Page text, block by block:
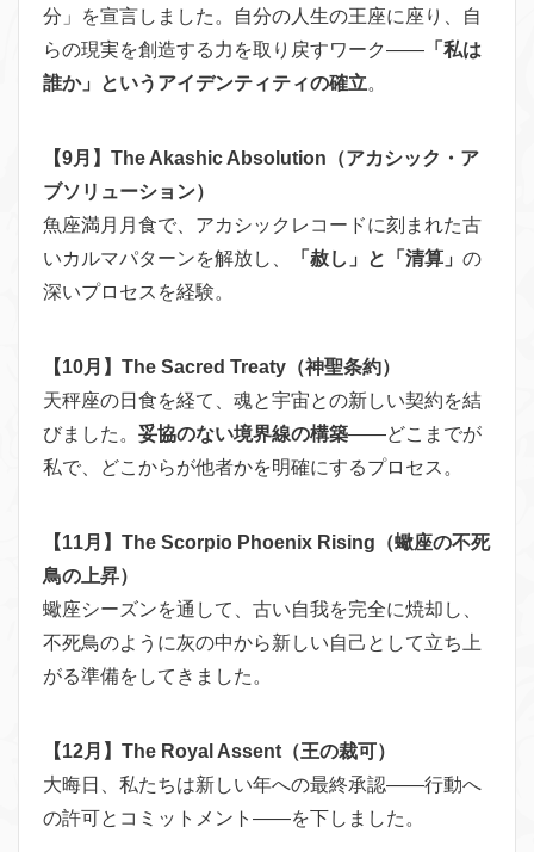
分」を宣言しました。自分の人生の王座に座り、自
らの現実を創造する力を取り戻すワーク—— 「私は
誰か」というアイデンティティの確立。
【9月】The Akashic Absolution（アカシック・ア
ブソリューション）
魚座満月月食で、アカシックレコードに刻まれた古
いカルマパターンを解放し、
「赦し」と「清算」 の
深いプロセスを経験。
【10月】The Sacred Treaty（神聖条約）
天秤座の日食を経て、魂と宇宙との新しい契約を結
びました。 妥協のない境界線の構築——どこまでが
私で、どこからが他者かを明確にするプロセス。
【11月】The Scorpio Phoenix Rising（蠍座の不死
鳥の上昇）
蠍座シーズンを通して、古い自我を完全に焼却し、
不死鳥のように灰の中から新しい自己として立ち上
がる準備をしてきました。
【12月】The Royal Assent（王の裁可）
大晦日、私たちは新しい年への最終承認——行動へ
の許可とコミットメント——を下しました。